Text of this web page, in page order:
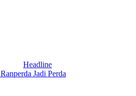
Headline
Jadi Perda